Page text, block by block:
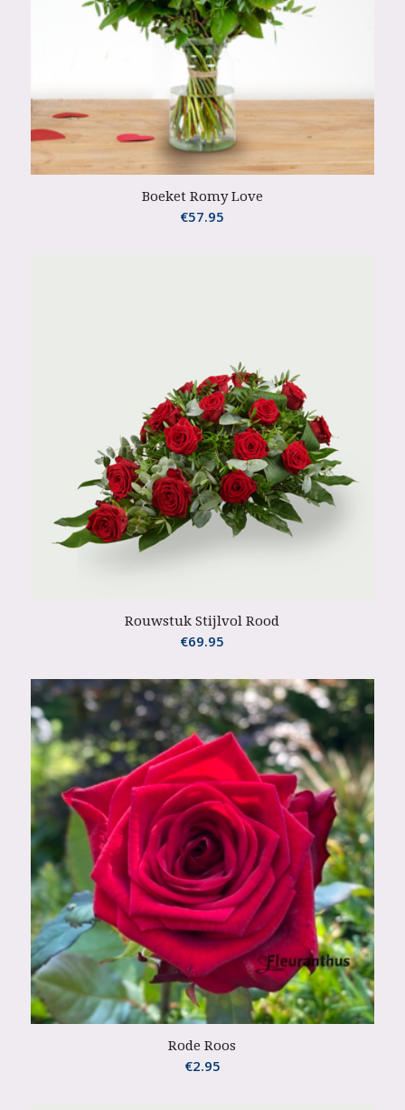
Boeket Romy Love
€57.95
Rouwstuk Stijlvol Rood
€69.95
Rode Roos
€2.95